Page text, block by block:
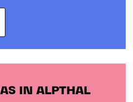
IN ALPTHAL